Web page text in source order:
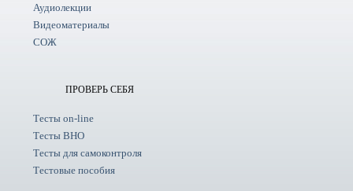
Аудиолекции
Видеоматериалы
СОЖ
ПРОВЕРЬ СЕБЯ
Тесты on-line
Тесты ВНО
Тесты для самоконтроля
Тестовые пособия